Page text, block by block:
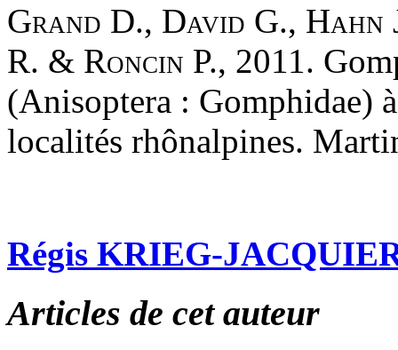
Grand D., David G.,
R. & Roncin P., 2011.
(Anisoptera : Gomphidae)
localités rhônalpines.
Régis KRIEG-
Articles de cet auteur